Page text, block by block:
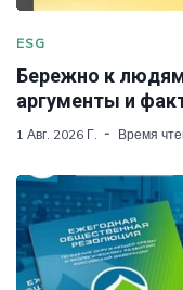
ESG
Бережно к
аргументы и
1 Авг. 2026 Г. Время